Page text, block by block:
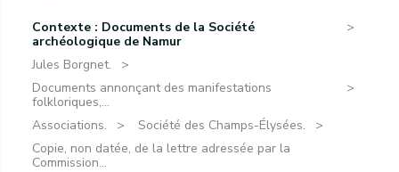
Contexte : Documents de la Société
archéologique de Namur
Jules Borgnet.
Documents annonçant des manifestations
folkloriques,...
Associations.
Société des Champs-Élysées.
Copie, non datée, de la lettre adressée par la
Commission...